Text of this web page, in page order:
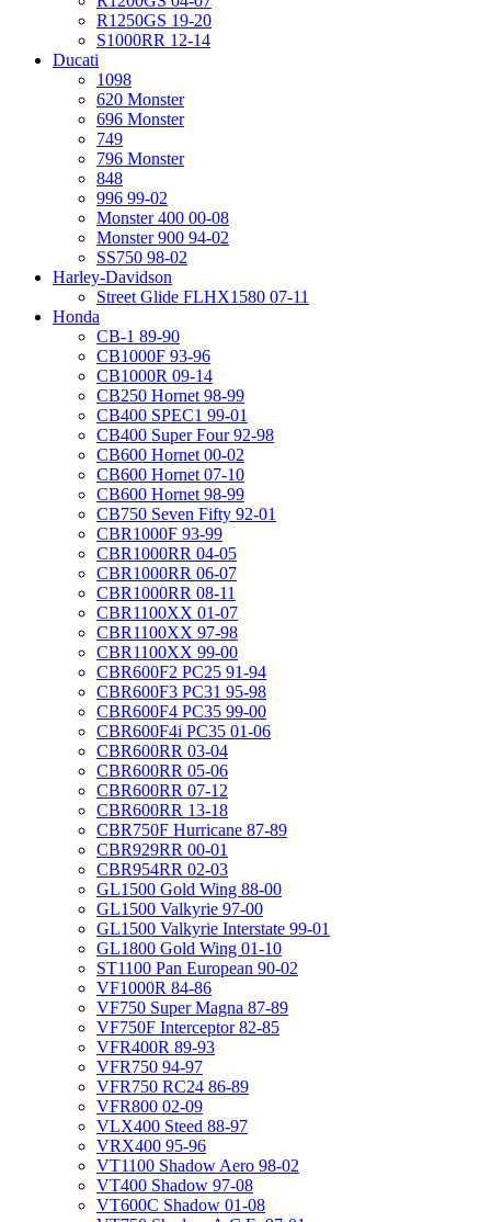
R1250GS 19-20
S1000RR 12-14
Ducati
1098
620 Monster
696 Monster
749
796 Monster
848
996 99-02
Monster 400 00-08
Monster 900 94-02
SS750 98-02
Harley-Davidson
Street Glide FLHX1580 07-11
Honda
CB-1 89-90
CB1000F 93-96
CB1000R 09-14
CB250 Hornet 98-99
CB400 SPEC1 99-01
CB400 Super Four 92-98
CB600 Hornet 00-02
CB600 Hornet 07-10
CB600 Hornet 98-99
CB750 Seven Fifty 92-01
CBR1000F 93-99
CBR1000RR 04-05
CBR1000RR 06-07
CBR1000RR 08-11
CBR1100XX 01-07
CBR1100XX 97-98
CBR1100XX 99-00
CBR600F2 PC25 91-94
CBR600F3 PC31 95-98
CBR600F4 PC35 99-00
CBR600F4i PC35 01-06
CBR600RR 03-04
CBR600RR 05-06
CBR600RR 07-12
CBR600RR 13-18
CBR750F Hurricane 87-89
CBR929RR 00-01
CBR954RR 02-03
GL1500 Gold Wing 88-00
GL1500 Valkyrie 97-00
GL1500 Valkyrie Interstate 99-01
GL1800 Gold Wing 01-10
ST1100 Pan European 90-02
VF1000R 84-86
VF750 Super Magna 87-89
VF750F Interceptor 82-85
VFR400R 89-93
VFR750 94-97
VFR750 RC24 86-89
VFR800 02-09
VLX400 Steed 88-97
VRX400 95-96
VT1100 Shadow Aero 98-02
VT400 Shadow 97-08
VT600C Shadow 01-08